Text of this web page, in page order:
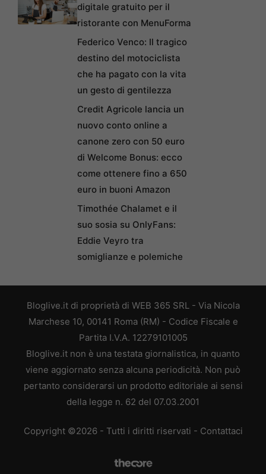
digitale gratuito per il
ristorante con MenuForma
Federico Venco: Il tragico
destino del motociclista
che ha pagato con la vita
un gesto di gentilezza
Credit Agricole lancia un
nuovo conto online a
canone zero con 50 euro
di Welcome Bonus: ecco
come ottenere fino a 650
euro in buoni Amazon
Timothée Chalamet e il
suo sosia su OnlyFans:
Eddie Veyro tra
somiglianze e polemiche
Bloglive.it di proprietà di WEB 365 SRL - Via Nicola
Marchese 10, 00141 Roma (RM) - Codice Fiscale e
Partita I.V.A. 12279101005
Bloglive.it non è una testata giornalistica, in quanto
viene aggiornato senza alcuna periodicità. Non può
pertanto considerarsi un prodotto editoriale ai sensi
della legge n. 62 del 07.03.2001
Copyright ©2026 - Tutti i diritti riservati - Contattaci